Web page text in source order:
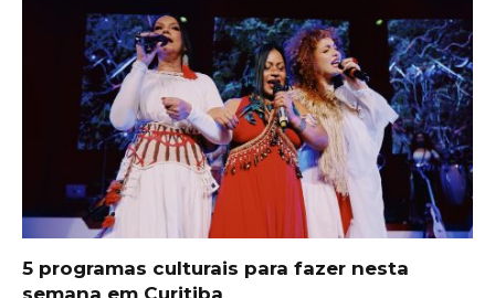
5 programas culturais para fazer nesta
semana em Curitiba